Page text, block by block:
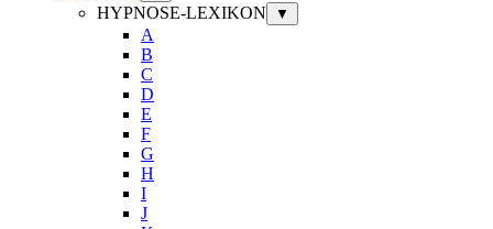
HYPNOSE-LEXIKON ▼
A
B
C
D
E
F
G
H
I
J